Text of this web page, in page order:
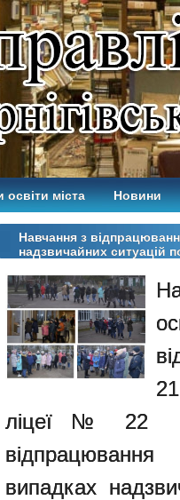
освіти міста Новини
Навчання з
надзвичайних ситуацій
ліцеї № 22
випадках